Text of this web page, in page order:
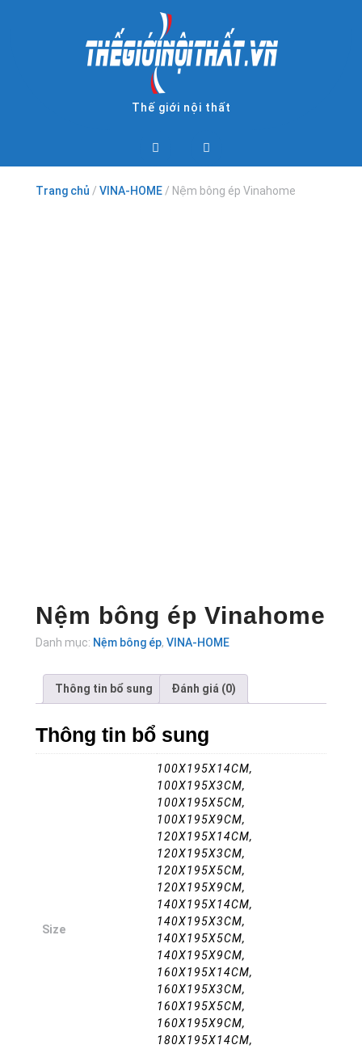
Thế giới nội thất
Open
Button
Trang chủ / VINA-HOME / Nệm bông ép Vinahome
Nệm bông ép Vinahome
Danh mục: Nệm bông ép, VINA-HOME
Thông tin bổ sung Đánh giá (0)
Thông tin bổ sung
Size
100X195X14CM,
100X195X3CM,
100X195X5CM,
100X195X9CM,
120X195X14CM,
120X195X3CM,
120X195X5CM,
120X195X9CM,
140X195X14CM,
140X195X3CM,
140X195X5CM,
140X195X9CM,
160X195X14CM,
160X195X3CM,
160X195X5CM,
160X195X9CM,
180X195X14CM,